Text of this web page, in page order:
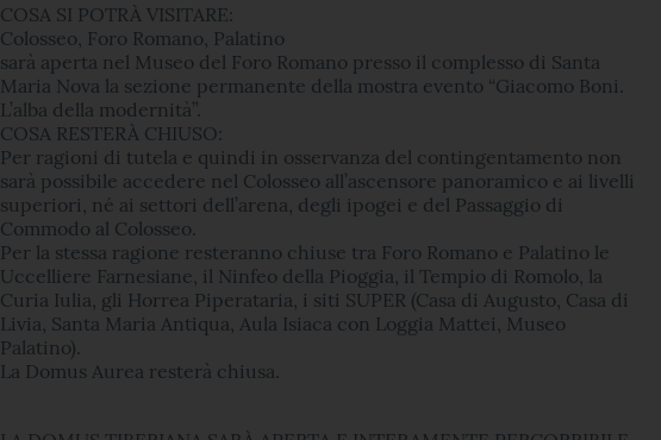
COSA SI POTRÀ VISITARE:
Colosseo, Foro Romano, Palatino
sarà aperta nel Museo del Foro Romano presso il complesso di Santa
Maria Nova la sezione permanente della mostra evento “Giacomo Boni.
L’alba della modernità”.
COSA RESTERÀ CHIUSO:
Per ragioni di tutela e quindi in osservanza del contingentamento non
sarà possibile accedere nel Colosseo all’ascensore panoramico e ai livelli
superiori, né ai settori dell’arena, degli ipogei e del Passaggio di
Commodo al Colosseo.
Per la stessa ragione resteranno chiuse tra Foro Romano e Palatino le
Uccelliere Farnesiane, il Ninfeo della Pioggia, il Tempio di Romolo, la
Curia Iulia, gli Horrea Piperataria, i siti SUPER (Casa di Augusto, Casa di
Livia, Santa Maria Antiqua, Aula Isiaca con Loggia Mattei, Museo
Palatino).
La Domus Aurea resterà chiusa.